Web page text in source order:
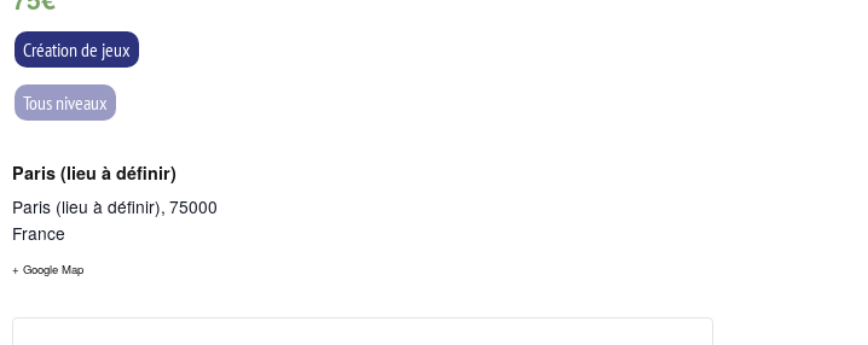
Création de jeux
Tous niveaux
Paris (lieu à définir)
Paris (lieu à définir), 75000
France
+ Google Map